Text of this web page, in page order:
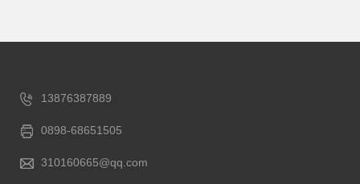
13876387889
0898-68651505
310160665@qq.com